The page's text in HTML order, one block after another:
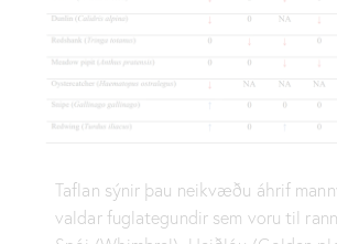
Taflan sýnir þau neikvæðu áhrif
valdar fuglategundir sem voru til